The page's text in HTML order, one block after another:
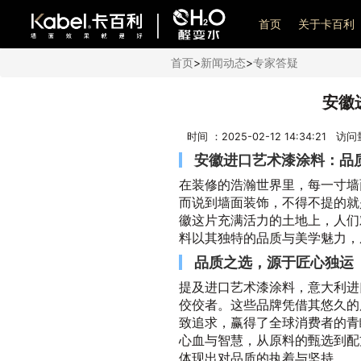
艺术漆加盟
首页 关于卡百利
首页>新闻动态>专家答疑
安徽
时间 ：2025-02-12 14:34:21 访问
安徽进口艺术漆涂料：品
在装修的浩瀚世界里，每一寸
而说到墙面装饰，不得不提的
徽这片充满活力的土地上，人
料以其独特的品质与美学魅力
品质之选，源于匠心独运
提及进口艺术漆涂料，意大利
佼佼者。这些品牌凭借其悠久
致追求，赢得了全球消费者的
心血与智慧，从原料的甄选到
体现出对品质的执着与坚持。